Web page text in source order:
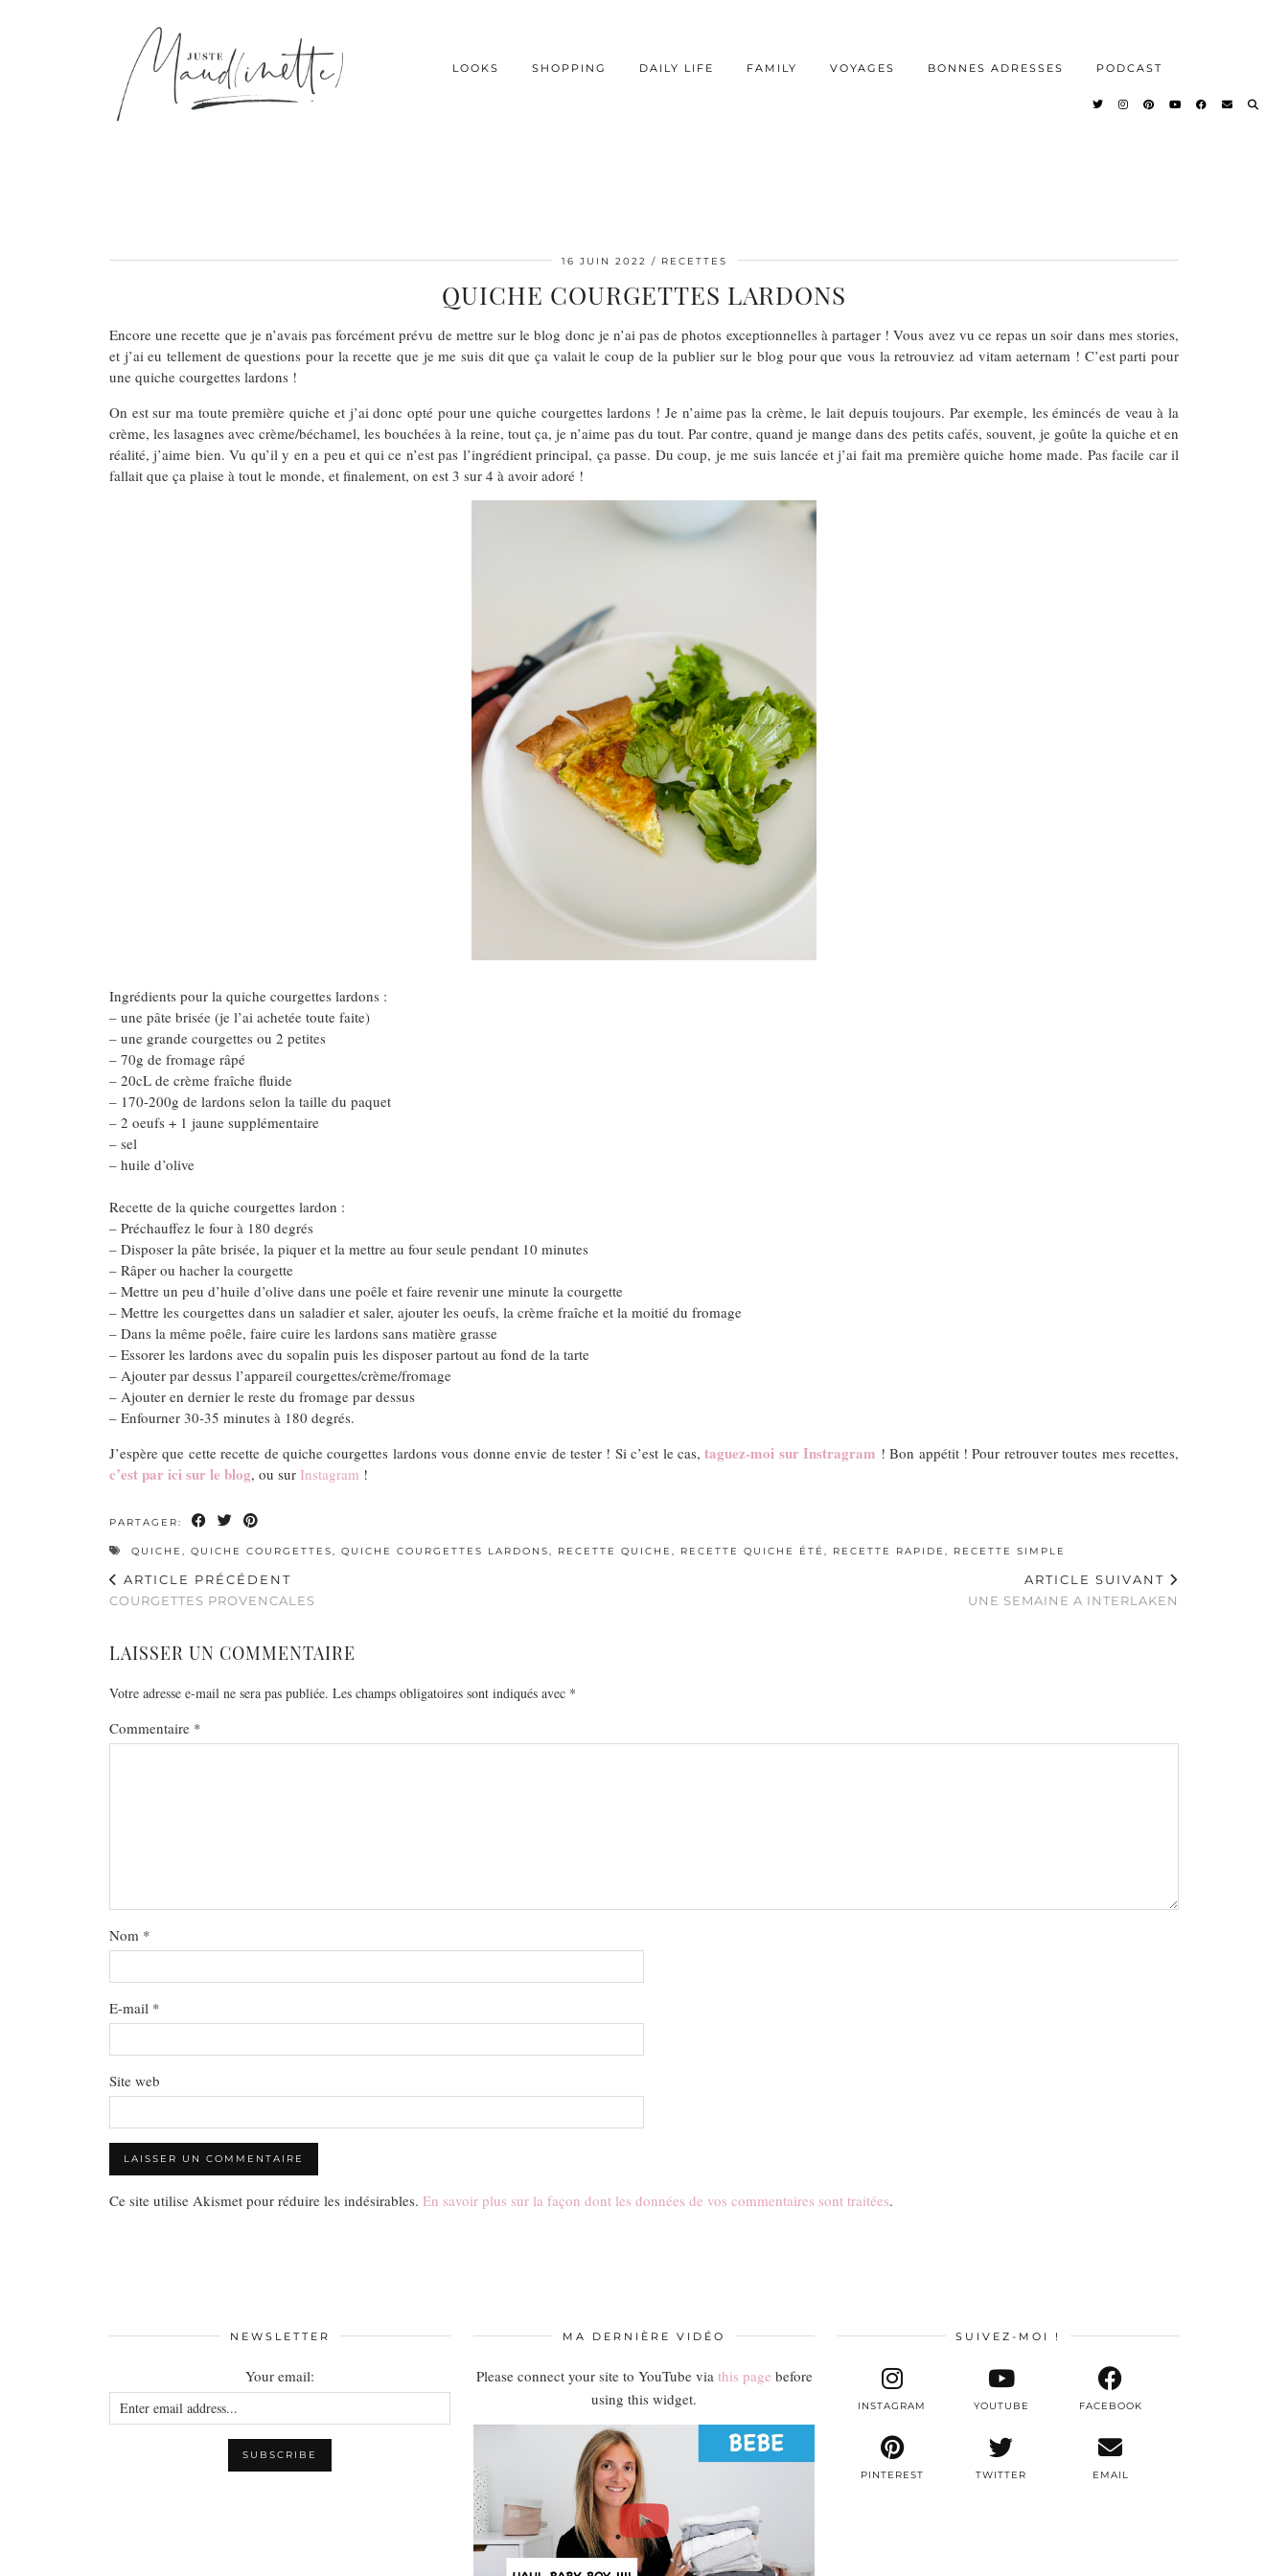
LOOKS SHOPPING DAILY LIFE FAMILY VOYAGES BONNES ADRESSES PODCAST
16 JUIN 2022 RECETTES
QUICHE COURGETTES LARDONS
Encore une recette que je n’avais pas forcément prévu de mettre sur le blog donc je n’ai pas de photos exceptionnelles à partager ! Vous avez vu ce repas un soir dans mes stories,
et j’ai eu tellement de questions pour la recette que je me suis dit que ça valait le coup de la publier sur le blog pour que vous la retrouviez ad vitam aeternam ! C’est parti pour
une quiche courgettes lardons !
On est sur ma toute première quiche et j’ai donc opté pour une quiche courgettes lardons ! Je n’aime pas la crème, le lait depuis toujours. Par exemple, les émincés de veau à la
crème, les lasagnes avec crème/béchamel, les bouchées à la reine, tout ça, je n’aime pas du tout. Par contre, quand je mange dans des petits cafés, souvent, je goûte la quiche et en
réalité, j’aime bien. Vu qu’il y en a peu et qui ce n’est pas l’ingrédient principal, ça passe. Du coup, je me suis lancée et j’ai fait ma première quiche home made. Pas facile car il
fallait que ça plaise à tout le monde, et finalement, on est 3 sur 4 à avoir adoré !
Ingrédients pour la quiche courgettes lardons :
– une pâte brisée (je l’ai achetée toute faite)
– une grande courgettes ou 2 petites
– 70g de fromage râpé
– 20cL de crème fraîche fluide
– 170-200g de lardons selon la taille du paquet
– 2 oeufs + 1 jaune supplémentaire
– sel
– huile d’olive
Recette de la quiche courgettes lardon :
– Préchauffez le four à 180 degrés
– Disposer la pâte brisée, la piquer et la mettre au four seule pendant 10 minutes
– Râper ou hacher la courgette
– Mettre un peu d’huile d’olive dans une poêle et faire revenir une minute la courgette
– Mettre les courgettes dans un saladier et saler, ajouter les oeufs, la crème fraîche et la moitié du fromage
– Dans la même poêle, faire cuire les lardons sans matière grasse
– Essorer les lardons avec du sopalin puis les disposer partout au fond de la tarte
– Ajouter par dessus l’appareil courgettes/crème/fromage
– Ajouter en dernier le reste du fromage par dessus
– Enfourner 30-35 minutes à 180 degrés.
J’espère que cette recette de quiche courgettes lardons vous donne envie de tester ! Si c’est le cas,taguez-moi sur Instragram ! Bon appétit ! Pour retrouver toutes mes recettes,
c’est par ici sur le blog, ou sur Instagram !
PARTAGER:
QUICHE QUICHE COURGETTES QUICHE COURGETTES LARDONS RECETTE QUICHE RECETTE QUICHE ÉTÉ RECETTE RAPIDE RECETTE SIMPLE
ARTICLE PRÉCÉDENT
COURGETTES PROVENCALES
ARTICLE SUIVANT
UNE SEMAINE A INTERLAKEN
LAISSER UN COMMENTAIRE
Votre adresse e-mail ne sera pas publiée. Les champs obligatoires sont indiqués avec *
Commentaire *
Nom *
E-mail *
Site web
Ce site utilise Akismet pour réduire les indésirables. En savoir plus sur la façon dont les données de vos commentaires sont traitées.
NEWSLETTER
Your email:
MA DERNIÈRE VIDÉO
Please connect your site to YouTube via this page before
using this widget.
SUIVEZ-MOI !
TWITTER
INSTAGRAM FACEBOOK
PINTEREST
YOUTUBE
EMAIL